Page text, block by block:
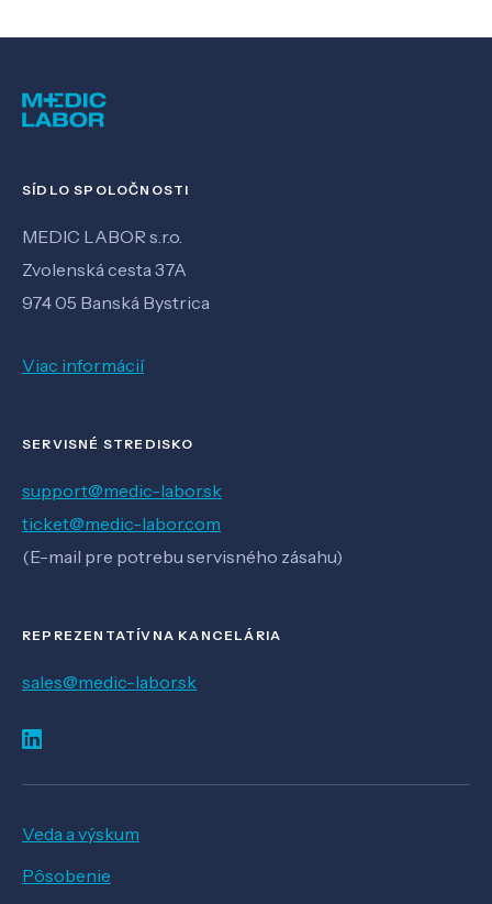
SÍDLO SPOLOČNOSTI
MEDIC LABOR s.r.o.
Zvolenská cesta 37A
974 05 Banská Bystrica
Viac informácií
SERVISNÉ STREDISKO
support@medic-labor.sk
ticket@medic-labor.com
(E-mail pre potrebu servisného zásahu)
REPREZENTATÍVNA KANCELÁRIA
sales@medic-labor.sk
Veda a výskum
Pôsobenie